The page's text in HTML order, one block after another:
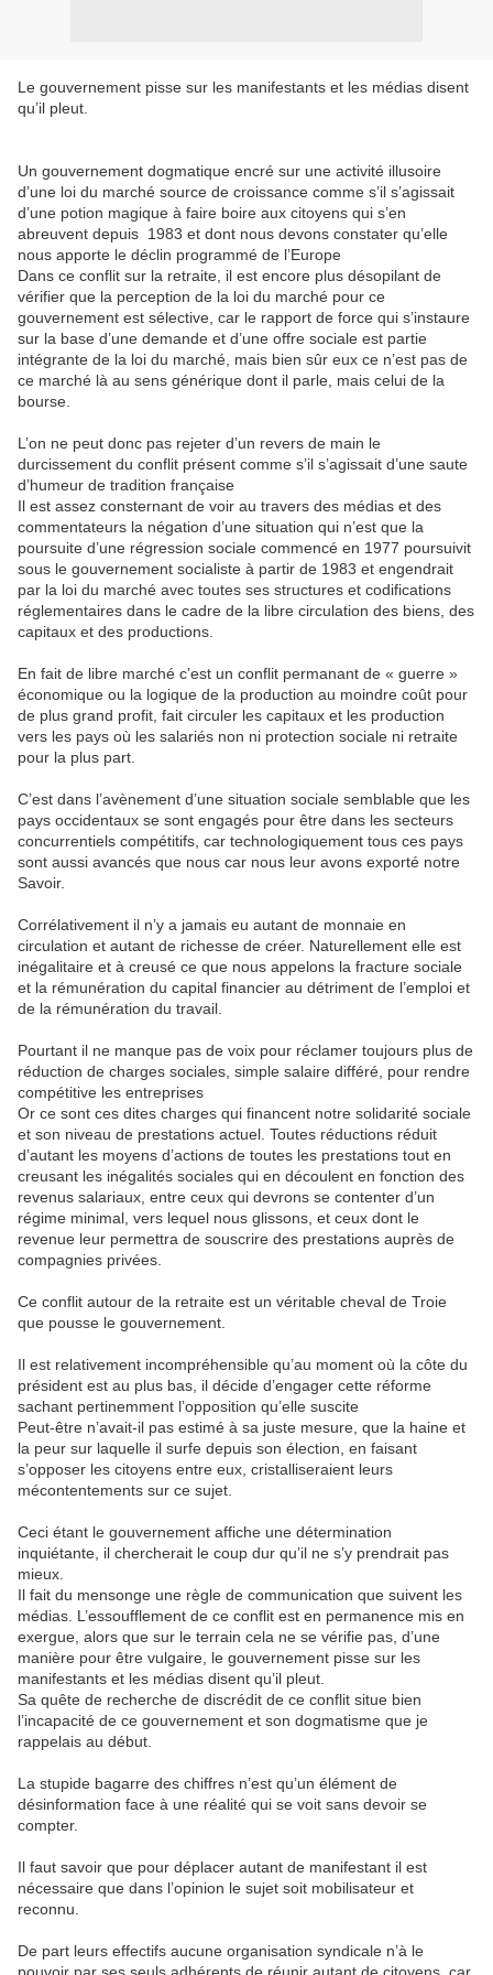
Le gouvernement pisse sur les manifestants et les médias disent
qu’il pleut.
Un gouvernement dogmatique encré sur une activité illusoire
d’une loi du marché source de croissance comme s’il s’agissait
d’une potion magique à faire boire aux citoyens qui s’en
abreuvent depuis 1983 et dont nous devons constater qu’elle
nous apporte le déclin programmé de l’Europe
Dans ce conflit sur la retraite, il est encore plus désopilant de
vérifier que la perception de la loi du marché pour ce
gouvernement est sélective, car le rapport de force qui s’instaure
sur la base d’une demande et d’une offre sociale est partie
intégrante de la loi du marché, mais bien sûr eux ce n’est pas de
ce marché là au sens générique dont il parle, mais celui de la
bourse.
L’on ne peut donc pas rejeter d’un revers de main le
durcissement du conflit présent comme s’il s’agissait d’une saute
d’humeur de tradition française
Il est assez consternant de voir au travers des médias et des
commentateurs la négation d’une situation qui n’est que la
poursuite d’une régression sociale commencé en 1977 poursuivit
sous le gouvernement socialiste à partir de 1983 et engendrait
par la loi du marché avec toutes ses structures et codifications
réglementaires dans le cadre de la libre circulation des biens, des
capitaux et des productions.
En fait de libre marché c’est un conflit permanant de « guerre »
économique ou la logique de la production au moindre coût pour
de plus grand profit, fait circuler les capitaux et les production
vers les pays où les salariés non ni protection sociale ni retraite
pour la plus part.
C’est dans l’avènement d’une situation sociale semblable que les
pays occidentaux se sont engagés pour être dans les secteurs
concurrentiels compétitifs, car technologiquement tous ces pays
sont aussi avancés que nous car nous leur avons exporté notre
Savoir.
Corrélativement il n’y a jamais eu autant de monnaie en
circulation et autant de richesse de créer. Naturellement elle est
inégalitaire et à creusé ce que nous appelons la fracture sociale
et la rémunération du capital financier au détriment de l’emploi et
de la rémunération du travail.
Pourtant il ne manque pas de voix pour réclamer toujours plus de
réduction de charges sociales, simple salaire différé, pour rendre
compétitive les entreprises
Or ce sont ces dites charges qui financent notre solidarité sociale
et son niveau de prestations actuel. Toutes réductions réduit
d’autant les moyens d’actions de toutes les prestations tout en
creusant les inégalités sociales qui en découlent en fonction des
revenus salariaux, entre ceux qui devrons se contenter d’un
régime minimal, vers lequel nous glissons, et ceux dont le
revenue leur permettra de souscrire des prestations auprès de
compagnies privées.
Ce conflit autour de la retraite est un véritable cheval de Troie
que pousse le gouvernement.
Il est relativement incompréhensible qu’au moment où la côte du
président est au plus bas, il décide d’engager cette réforme
sachant pertinemment l’opposition qu’elle suscite
Peut-être n’avait-il pas estimé à sa juste mesure, que la haine et
la peur sur laquelle il surfe depuis son élection, en faisant
s’opposer les citoyens entre eux, cristalliseraient leurs
mécontentements sur ce sujet.
Ceci étant le gouvernement affiche une détermination
inquiétante, il chercherait le coup dur qu’il ne s’y prendrait pas
mieux.
Il fait du mensonge une règle de communication que suivent les
médias. L’essoufflement de ce conflit est en permanence mis en
exergue, alors que sur le terrain cela ne se vérifie pas, d’une
manière pour être vulgaire, le gouvernement pisse sur les
manifestants et les médias disent qu’il pleut.
Sa quête de recherche de discrédit de ce conflit situe bien
l’incapacité de ce gouvernement et son dogmatisme que je
rappelais au début.
La stupide bagarre des chiffres n’est qu’un élément de
désinformation face à une réalité qui se voit sans devoir se
compter.
Il faut savoir que pour déplacer autant de manifestant il est
nécessaire que dans l’opinion le sujet soit mobilisateur et
reconnu.
De part leurs effectifs aucune organisation syndicale n’à le